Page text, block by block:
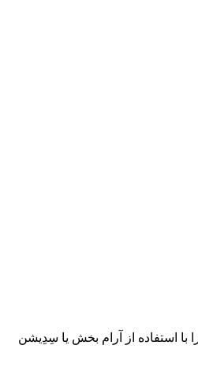
استفاده از آرام بخش یا سِدِیشن